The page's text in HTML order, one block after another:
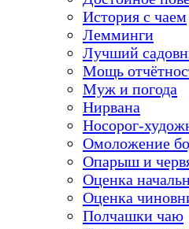
История с чаем
Лемминги
Лучший
Мощь
Муж и погода
Нирвана
Носорог-
Омоложение
Опарыш и
Оценка
Оценка
Полчашки чаю